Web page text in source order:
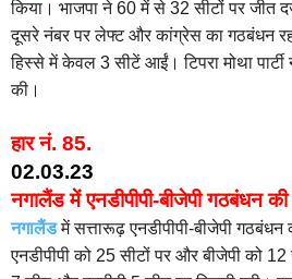
किया। भाजपा ने 60 में से 32 सीटों पर जीत
दूसरे नंबर पर लेफ्ट और कांग्रेस का गठबंधन
हिस्से में केवल 3 सीटें आईं। टिपरा मोथा
की।
हार नं. 85.
02.03.23
नगालैंड में एनडीपीपी-बीजेपी गठबंधन की
नगालैंडमें सत्तारूढ़ एनडीपीपी-बीजेपी गठबंधन
एनडीपीपी को 25 सीटों पर और बीजेपी को 12